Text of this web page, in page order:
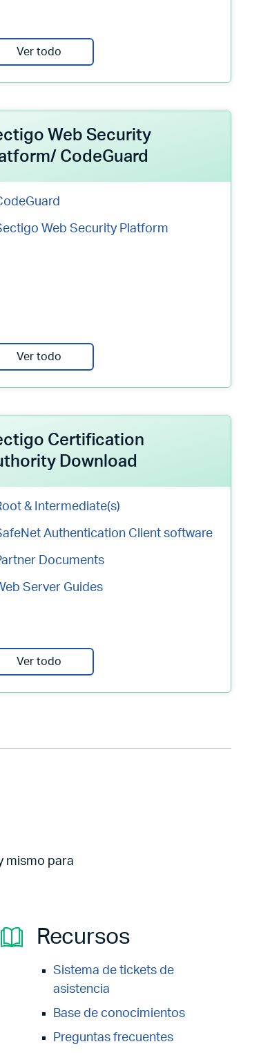
Ver todo
Web Security
CodeGuard
Web Security Platform
Ver todo
Certification
Download
& Intermediate(s)
Authentication Client software
Documents
Server Guides
Ver todo
mismo para
Recursos
Sistema de tickets de
asistencia
Base de conocimientos
Preguntas frecuentes